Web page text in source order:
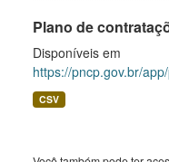
Plano de
Disponíveis em
https://pncp.gov.br/
CSV